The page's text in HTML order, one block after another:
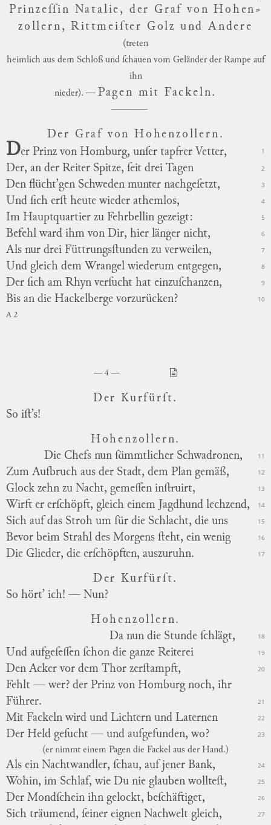
Prinzeſſin Natalie, der Graf von Hohen ⸗
zollern, Rittmeiſter Golz und Andere
(treten
heimlich aus dem Schloß und ſchauen vom Geländer der Rampe auf
ihn
nieder). — Pagen mit Fackeln.
Der Graf von Hohenzollern.
Der Prinz von Homburg, unſer tapfrer Vetter, 1
Der, an der Reiter Spitze, ſeit drei Tagen 2
Den flücht’gen Schweden munter nachgeſetzt, 3
Und ſich erſt heute wieder athemlos, 4
Im Hauptquartier zu Fehrbellin gezeigt: 5
Befehl ward ihm von Dir, hier länger nicht, 6
Als nur drei Füttrungsſtunden zu verweilen, 7
Und gleich dem Wrangel wiederum entgegen, 8
Der ſich am Rhyn verſucht hat einzuſchanzen, 9
Bis an die Hackelberge vorzurücken? 10
A 2
4
Der Kurfürſt.
So iſt’s!
Hohenzollern.
Die Chefs nun ſämmtlicher Schwadronen,
11
Zum Aufbruch aus der Stadt, dem Plan gemäß, 12
Glock zehn zu Nacht, gemeſſen inſtruirt, 13
Wirft er erſchöpft, gleich einem Jagdhund lechzend, 14
Sich auf das Stroh um für die Schlacht, die uns 15
Bevor beim Strahl des Morgens ſteht, ein wenig 16
Die Glieder, die erſchöpften, auszuruhn. 17
Der Kurfürſt.
So hört’ ich! — Nun?
Hohenzollern.
Da nun die Stunde ſchlägt,
18
Und aufgeſeſſen ſchon die ganze Reiterei 19
Den Acker vor dem Thor zerſtampft, 20
Fehlt — wer? der Prinz von Homburg noch, ihr
Führer.
21
Mit Fackeln wird und Lichtern und Laternen 22
Der Held geſucht — und aufgefunden, wo? 23
(er nimmt einem Pagen die Fackel aus der Hand.)
Als ein Nachtwandler, ſchau, auf jener Bank, 24
Wohin, im Schlaf, wie Du nie glauben wollteſt, 25
Der Mondſchein ihn gelockt, beſchäftiget, 26
Sich träumend, ſeiner eignen Nachwelt gleich, 27